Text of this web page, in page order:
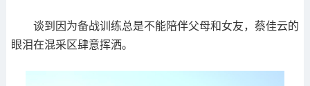
谈到因为备战训练总是不能陪伴父母和女友，蔡佳云的
眼泪在混采区肆意挥洒。